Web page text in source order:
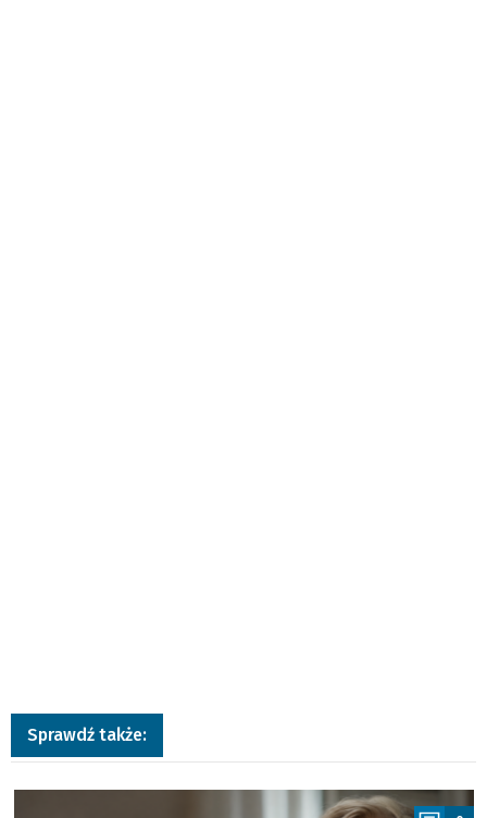
Sprawdź także:
a